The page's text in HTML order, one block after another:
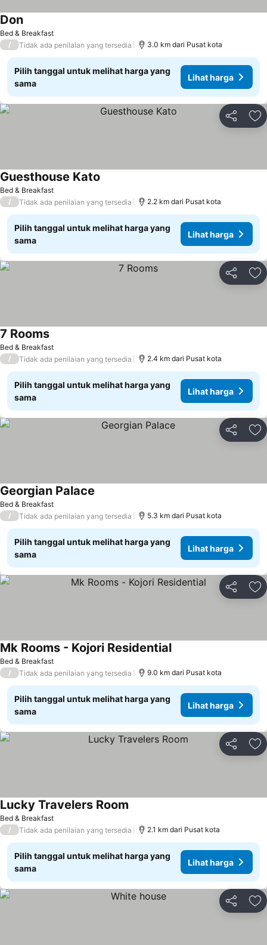
Bed & Breakfast
Don
/ Tidak ada penilaian yang tersedia 3.0 km dari Pusat kota
Pilih tanggal untuk melihat harga yang
sama
Lihat harga
Bagikan
Bed & Breakfast
Guesthouse Kato
/ Tidak ada penilaian yang tersedia 2.2 km dari Pusat kota
Pilih tanggal untuk melihat harga yang
sama
Lihat harga
Bagikan
Bed & Breakfast
7 Rooms
/ Tidak ada penilaian yang tersedia 2.4 km dari Pusat kota
Pilih tanggal untuk melihat harga yang
sama
Lihat harga
Bagikan
Bed & Breakfast
Georgian Palace
/ Tidak ada penilaian yang tersedia 5.3 km dari Pusat kota
Pilih tanggal untuk melihat harga yang
sama
Lihat harga
Bagikan
Bed & Breakfast
Mk Rooms - Kojori Residential
/ Tidak ada penilaian yang tersedia 9.0 km dari Pusat kota
Pilih tanggal untuk melihat harga yang
sama
Lihat harga
Bagikan
Bed & Breakfast
Lucky Travelers Room
/ Tidak ada penilaian yang tersedia 2.1 km dari Pusat kota
Pilih tanggal untuk melihat harga yang
sama
Lihat harga
Bagikan